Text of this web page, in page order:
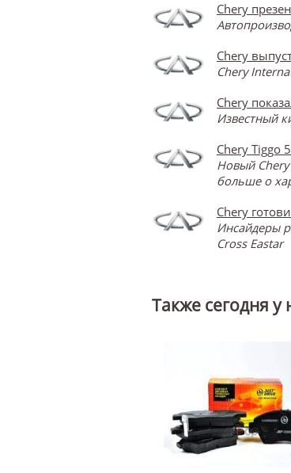
Chery
Chery
Chery
Chery
Известный
Chery Tiggo
Новый
больше о
Chery
Инсайдеры
Cross Eastar
Также сегодня у